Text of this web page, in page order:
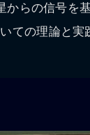
らの信号を
ての理論と